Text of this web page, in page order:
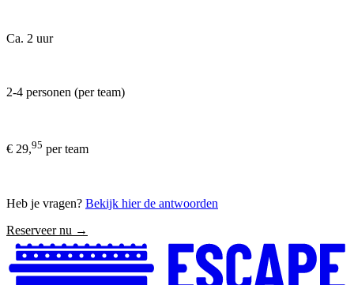
Ca. 2 uur
2-4 personen (per team)
€ 29,95 per team
Heb je vragen? Bekijk hier de antwoorden
Reserveer nu →